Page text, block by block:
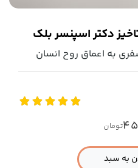
دکتر اسپنسر بلک
به اعماق روح انسان
تومان
به سبد